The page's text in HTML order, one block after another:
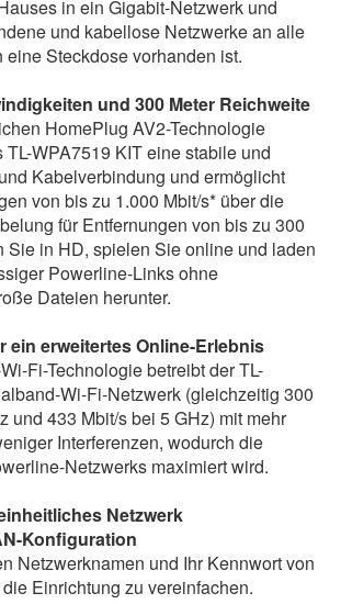
in ein Gigabit-Netzwerk und
und kabellose Netzwerke an alle
Steckdose vorhanden ist.
und 300 Meter Reichweite
HomePlug AV2-Technologie
WPA7519 KIT eine stabile und
Kabelverbindung und ermöglicht
von bis zu 1.000 Mbit/s* über die
für Entfernungen von bis zu 300
Sie in HD, spielen Sie online und laden
Powerline-Links ohne
Dateien herunter.
ein erweitertes Online-Erlebnis
Fi-Technologie betreibt der TL-
Wi-Fi-Netzwerk (gleichzeitig 300
und 433 Mbit/s bei 5 GHz) mit mehr
Interferenzen, wodurch die
Netzwerks maximiert wird.
Netzwerk
Konfiguration
Netzwerknamen und Ihr Kennwort von
Einrichtung zu vereinfachen.